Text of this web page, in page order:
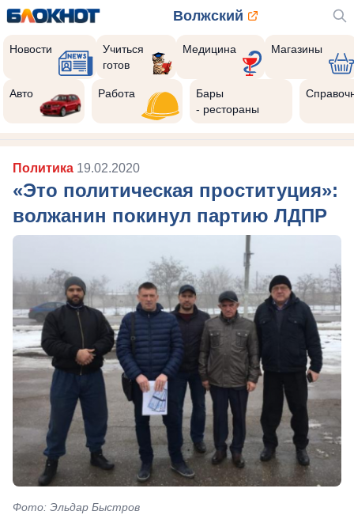
Волжский
Новости
Учиться
готов
Медицина Магазины
Авто Работа
Бары
- рестораны
Политика 19.02.2020
«Это политическая проституция»:
волжанин покинул партию ЛДПР
Фото: Эльдар Быстров
Реклама закроется через: